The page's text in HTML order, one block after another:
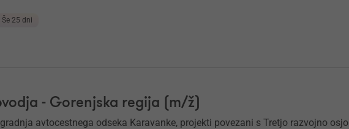
Še 25 dni
- Gorenjska regija (m/ž)
avtocestnega odseka Karavanke, projekti povezani s Tretjo razvojno osjo